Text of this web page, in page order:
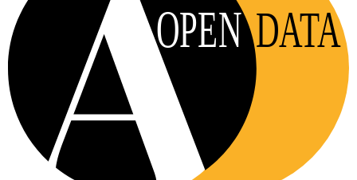
OPEN DATA